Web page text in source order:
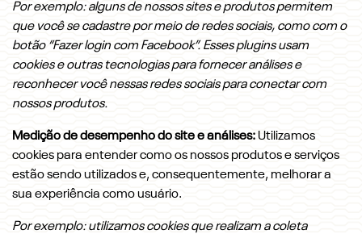
Por exemplo: alguns de nossos sites e produtos permitem
que você se cadastre por meio de redes sociais, como com o
botão “Fazer login com Facebook”. Esses plugins usam
cookies e outras tecnologias para fornecer análises e
reconhecer você nessas redes sociais para conectar com
nossos produtos.
Medição de desempenho do site e análises:Utilizamos
cookies para entender como os nossos produtos e serviços
estão sendo utilizados e, consequentemente, melhorar a
sua experiência como usuário.
Por exemplo: utilizamos cookies que realizam a coleta